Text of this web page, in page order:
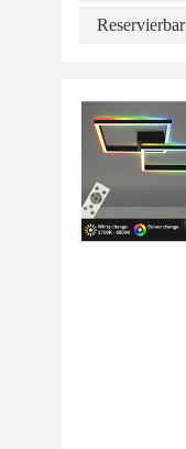
Reservierbar